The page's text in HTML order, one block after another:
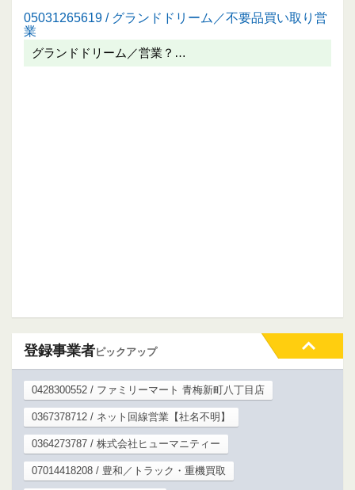
05031265619 / グランドドリーム／不要品買い取り営
業
グランドドリーム／営業？…
登録事業者ピックアップ
0428300552 / ファミリーマート 青梅新町八丁目店
0367378712 / ネット回線営業【社名不明】
0364273787 / 株式会社ヒューマニティー
07014418208 / 豊和／トラック・重機買取